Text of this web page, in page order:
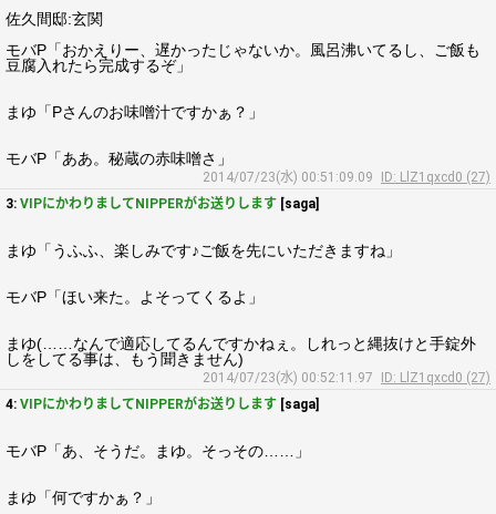
佐久間邸:玄関
モバP「おかえりー、遅かったじゃないか。風呂沸いてるし、ご飯も
豆腐入れたら完成するぞ」
まゆ「Pさんのお味噌汁ですかぁ？」
モバP「ああ。秘蔵の赤味噌さ」
2014/07/23(水) 00:51:09.09
ID: LlZ1qxcd0 (27)
3: VIPにかわりましてNIPPERがお送りします [saga]
まゆ「うふふ、楽しみです♪ご飯を先にいただきますね」
モバP「ほい来た。よそってくるよ」
まゆ(……なんで適応してるんですかねぇ。しれっと縄抜けと手錠外
しをしてる事は、もう聞きません)
2014/07/23(水) 00:52:11.97
ID: LlZ1qxcd0 (27)
4: VIPにかわりましてNIPPERがお送りします [saga]
モバP「あ、そうだ。まゆ。そっその……」
まゆ「何ですかぁ？」